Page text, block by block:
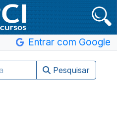
Entrar com Google
Pesquisar